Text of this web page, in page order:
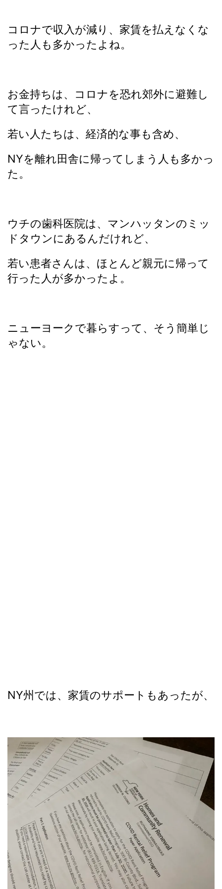
コロナで収入が減り、家賃を払えなくな
った人も多かったよね。
お金持ちは、コロナを恐れ郊外に避難し
て言ったけれど、
若い人たちは、経済的な事も含め、
NYを離れ田舎に帰ってしまう人も多かっ
た。
ウチの歯科医院は、マンハッタンのミッ
ドタウンにあるんだけれど、
若い患者さんは、ほとんど親元に帰って
行った人が多かったよ。
ニューヨークで暮らすって、そう簡単じ
ゃない。
NY州では、家賃のサポートもあったが、